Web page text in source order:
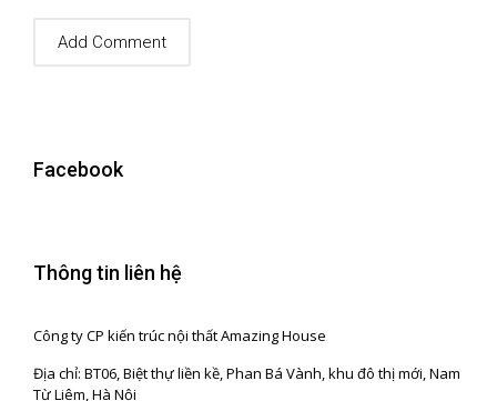
Facebook
Thông tin liên hệ
Công ty CP kiến trúc nội thất Amazing House
Địa chỉ: BT06, Biệt thự liền kề, Phan Bá Vành, khu đô thị mới, Nam
Từ Liêm, Hà Nội